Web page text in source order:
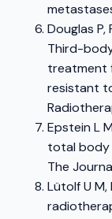
Douglas P,
Third-
treatment
resistant
Epstein L
total body
The
Lütolf U M,